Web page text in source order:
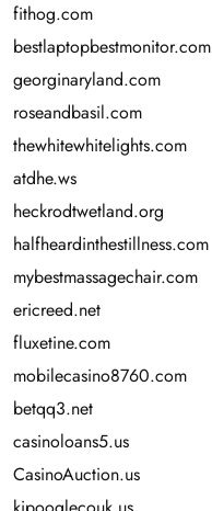
fithog.com
bestlaptopbestmonitor.com
georginaryland.com
roseandbasil.com
thewhitewhitelights.com
atdhe.ws
heckrodtwetland.org
halfheardinthestillness.com
mybestmassagechair.com
ericreed.net
fluxetine.com
mobilecasino8760.com
betqq3.net
casinoloans5.us
CasinoAuction.us